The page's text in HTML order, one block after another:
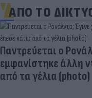
ΑΠΟ ΤΟ
Παντρεύεται ο
εμφανίστηκε άλλη
από τα γέλια (photo)